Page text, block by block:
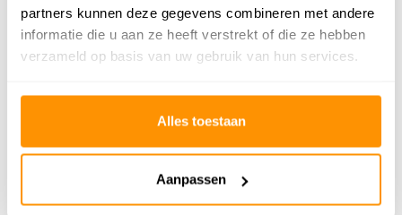
partners kunnen deze gegevens combineren met andere
informatie die u aan ze heeft verstrekt of die ze hebben
verzameld op basis van uw gebruik van hun services.
Alles toestaan
Aanpassen
369,95
Buy now, pay later
Reviews